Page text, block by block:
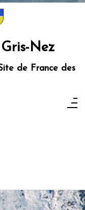
Nez
de France des